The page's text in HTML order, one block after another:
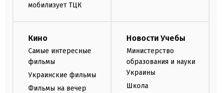
мобилизует ТЦК
Кино
Самые интересные
фильмы
Украинские фильмы
Фильмы на вечер
Новости Учебы
Министерство
образования и науки
Украины
Школа